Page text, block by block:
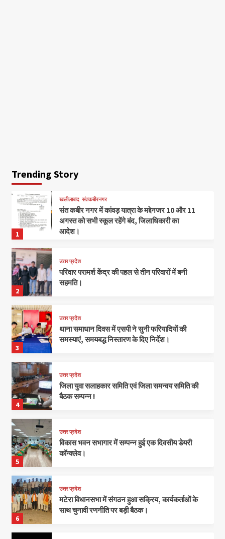
Trending Story
1
खलीलाबाद संतकबीरनगर
संत कबीर नगर में कांवड़ यात्रा के मद्देनजर 10 और 11
अगस्त को सभी स्कूल रहेंगे बंद, जिलाधिकारी का
आदेश।
2
उत्तर प्रदेश
परिवार परामर्श केंद्र की पहल से तीन परिवारों में बनी
सहमति।
3
उत्तर प्रदेश
थाना समाधान दिवस में एसपी ने सुनी फरियादियों की
समस्याएं, समयबद्ध निस्तारण के दिए निर्देश।
4
उत्तर प्रदेश
जिला युवा सलाहकार समिति एवं जिला समन्वय समिति की
बैठक सम्पन्न !
5
उत्तर प्रदेश
विकास भवन सभागार में सम्पन्न हुई एक दिवसीय डेयरी
कॉन्क्लेव।
6
उत्तर प्रदेश
मटेरा विधानसभा में संगठन हुआ सक्रिय, कार्यकर्ताओं के
साथ चुनावी रणनीति पर बड़ी बैठक।